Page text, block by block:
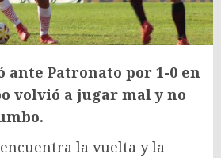
ante Patronato por 1-0 en
volvió a jugar mal y no
la vuelta y la